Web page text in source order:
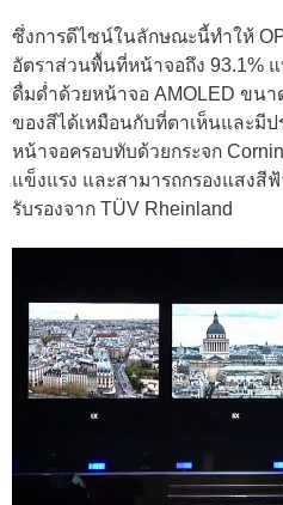
ซึ่งการดีไซน์ในลักษณะนี้ทำให้
อัตราส่วนพื้นที่หน้าจอถึง 93.1%
ดื่มด่ำด้วยหน้าจอ AMOLED ขน
ของสีได้เหมือนกับที่ตาเห็นและมี
หน้าจอครอบทับด้วยกระจก
แข็งแรง และสามารถกรองแสงสี
รับรองจาก TÜV Rheinland